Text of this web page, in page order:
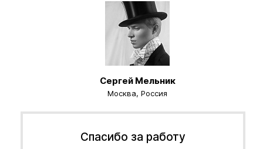
Сергей Мельник
Москва, Россия
Спасибо за работу